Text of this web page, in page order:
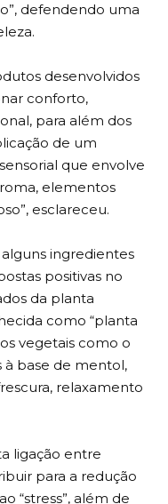
defendendo uma
desenvolvidos
conforto,
para além dos
de um
que envolve
elementos
esclareceu.
ingredientes
positivas no
da planta
como “planta
vegetais como o
base de mentol,
relaxamento
ligação entre
para a redução
“stress”, além de